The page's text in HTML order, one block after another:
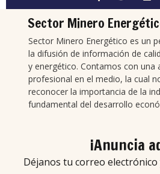
Sector Minero
Sector Minero Energético es un
la difusión de información de
y energético. Contamos con una
profesional en el medio, la cual
reconocer la importancia de la
fundamental del desarrollo
¡Anuncia
Déjanos tu correo